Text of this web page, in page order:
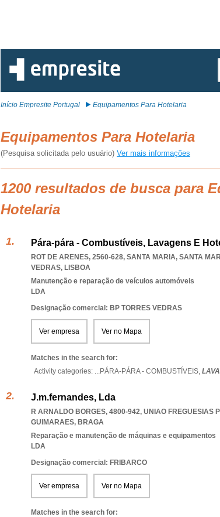
Início Empresite Portugal Equipamentos Para Hotelaria
Equipamentos Para Hotelaria
(Pesquisa solicitada pelo usuário) Ver mais informações
1200 resultados de busca para
Hotelaria
Pára-pára - Combustíveis, Lavagens E
ROT DE ARENES, 2560-628, SANTA MARIA, SANTA
VEDRAS, LISBOA
Manutenção e reparação de veículos automóveis
LDA
Designação comercial: BP TORRES VEDRAS
Ver empresa Ver no Mapa
Matches in the search for:
Activity categories: ...PÁRA-PÁRA - COMBUSTÍVEIS,
J.m.fernandes, Lda
R ARNALDO BORGES, 4800-942, UNIAO FREGUESIAS
GUIMARAES, BRAGA
Reparação e manutenção de máquinas e equipamentos
LDA
Designação comercial: FRIBARCO
Ver empresa Ver no Mapa
Matches in the search for: